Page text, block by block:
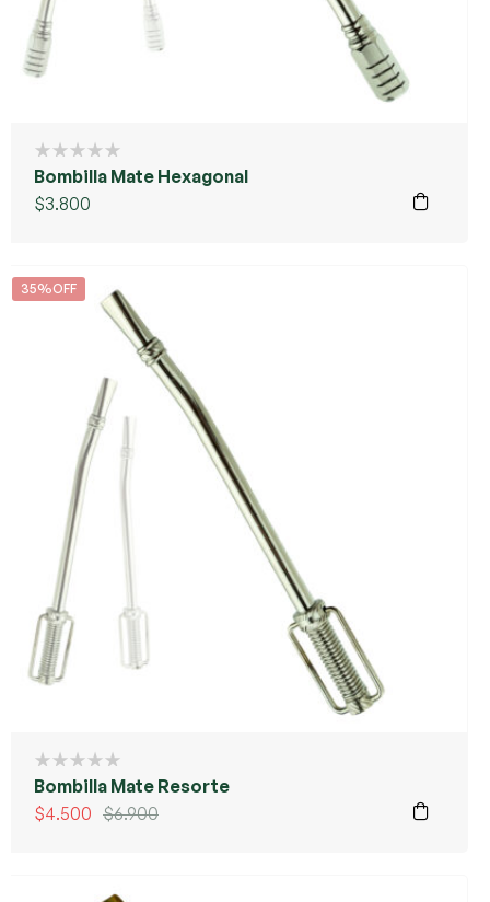
Bombilla Mate Hexagonal
$3.800
35%OFF
Bombilla Mate Resorte
$6.900
$4.500